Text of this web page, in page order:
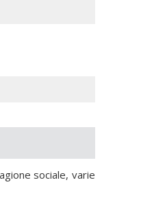
sociale, varie